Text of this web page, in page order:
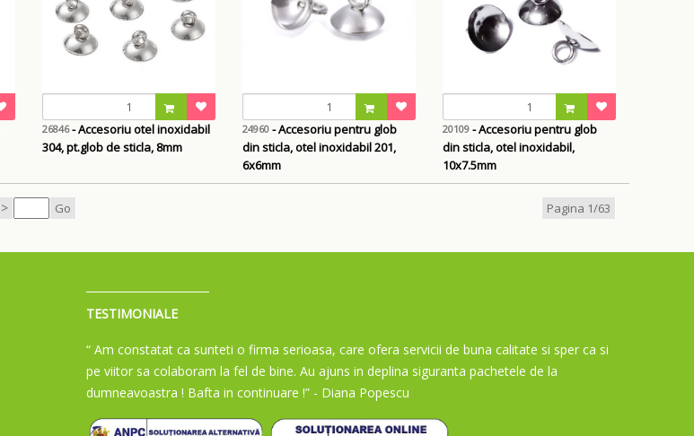
26846- Accesoriu otel inoxidabil
304, pt.glob de sticla, 8mm
24960- Accesoriu pentru glob
din sticla, otel inoxidabil 201,
6x6mm
20109- Accesoriu pentru glob
din sticla, otel inoxidabil,
10x7.5mm
> Go Pagina 1/63
TESTIMONIALE
“ Am constatat ca sunteti o firma serioasa, care ofera servicii de buna calitate si sper ca si
pe viitor sa colaboram la fel de bine. Au ajuns in deplina siguranta pachetele de la
dumneavoastra ! Bafta in continuare !” - Diana Popescu